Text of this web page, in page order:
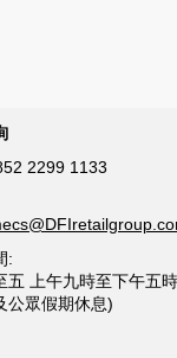
2299 1133
:
五 上午九時至下午五
公眾假期休息)